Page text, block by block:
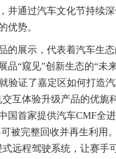
并通过汽车文化节持续
优势。
的展示，代表着汽车生
品“窥见”创新生态的“未
验证了嘉定区如何打造
互体验升级产品的优旎
国首家提供汽车CMF全
被完整回收并再生利用
远程驾驶系统，让赛手